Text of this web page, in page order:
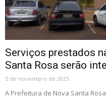
Serviços prestados
Santa Rosa serão
5 de novembro de 2025
A Prefeitura de Nova Santa